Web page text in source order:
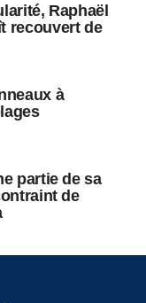
Raphaël
recouvert de
à
partie de sa
de